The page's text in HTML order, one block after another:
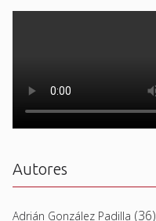
Autores
Adrián González Padilla (36)